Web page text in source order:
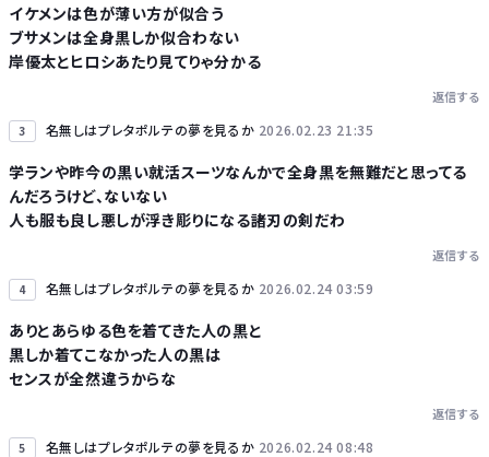
イケメンは色が薄い方が似合う
ブサメンは全身黒しか似合わない
岸優太とヒロシあたり見てりゃ分かる
返信する
3 名無しはプレタポルテの夢を見るか 2026.02.23 21:35
学ランや昨今の黒い就活スーツなんかで全身黒を無難だと思ってる
んだろうけど、ないない
人も服も良し悪しが浮き彫りになる諸刃の剣だわ
返信する
4 名無しはプレタポルテの夢を見るか 2026.02.24 03:59
ありとあらゆる色を着てきた人の黒と
黒しか着てこなかった人の黒は
センスが全然違うからな
返信する
5 名無しはプレタポルテの夢を見るか 2026.02.24 08:48